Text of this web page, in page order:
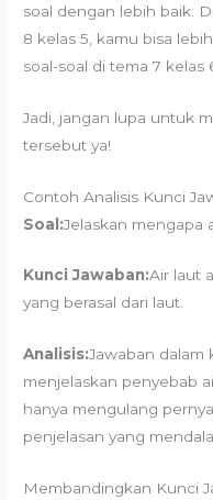
soal dengan lebih baik.
8 kelas 5, kamu bisa
soal-soal di tema 7 kelas
Jadi, jangan lupa untuk
tersebut ya!
Contoh Analisis Kunci
Soal:Jelaskan mengapa
Kunci Jawaban:Air laut
yang berasal dari laut.
Analisis:Jawaban dalam
menjelaskan penyebab
hanya mengulang
penjelasan yang
Membandingkan Kunci